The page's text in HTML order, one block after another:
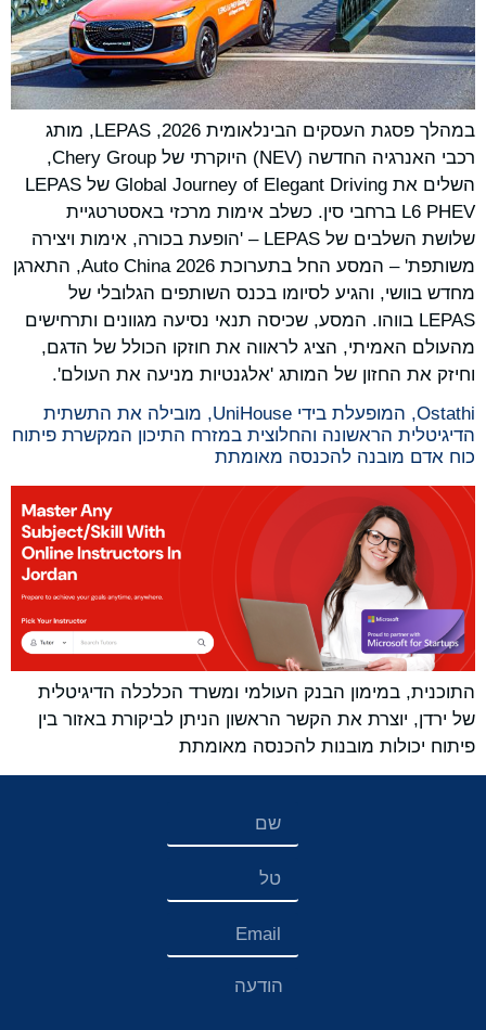
במהלך פסגת העסקים הבינלאומית 2026, LEPAS, מותג
רכבי האנרגיה החדשה (NEV) היוקרתי של Chery Group,
השלים את Global Journey of Elegant Driving של LEPAS
L6 PHEV ברחבי סין. כשלב אימות מרכזי באסטרטגיית
שלושת השלבים של LEPAS – 'הופעת בכורה, אימות ויצירה
משותפת' – המסע החל בתערוכת Auto China 2026, התארגן
מחדש בוושי, והגיע לסיומו בכנס השותפים הגלובלי של
LEPAS בווהו. המסע, שכיסה תנאי נסיעה מגוונים ותרחישים
מהעולם האמיתי, הציג לראווה את חוזקו הכולל של הדגם,
וחיזק את החזון של המותג 'אלגנטיות מניעה את העולם'.
Ostathi, המופעלת בידי UniHouse, מובילה את התשתית
הדיגיטלית הראשונה והחלוצית במזרח התיכון המקשרת פיתוח
כוח אדם מובנה להכנסה מאומתת
התוכנית, במימון הבנק העולמי ומשרד הכלכלה הדיגיטלית
של ירדן, יוצרת את הקשר הראשון הניתן לביקורת באזור בין
פיתוח יכולות מובנות להכנסה מאומתת